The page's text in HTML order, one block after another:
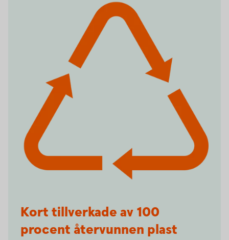
Kort tillverkade av 100
procent återvunnen plast